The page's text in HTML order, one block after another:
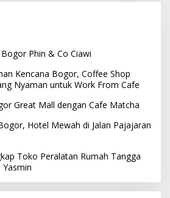
Phin & Co Ciawi
Kencana Bogor, Coffee Shop
Nyaman untuk Work From Cafe
Great Mall dengan Cafe Matcha
Hotel Mewah di Jalan Pajajaran
Toko Peralatan Rumah Tangga